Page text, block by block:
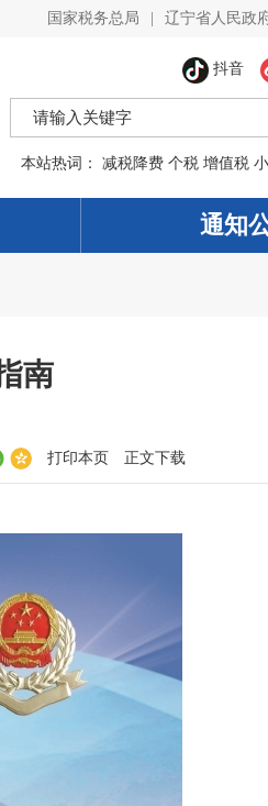
国家税务总局 辽宁省人民政
抖音
本站热词： 减税降费 个税 增值税
通知
南
打印本页 正文下载